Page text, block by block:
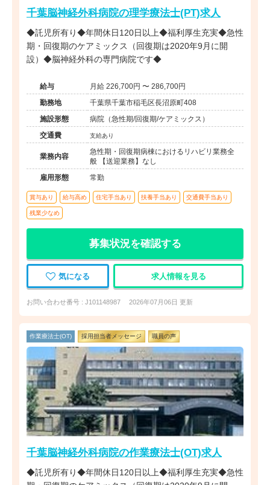
千葉脳神経外科病院の理学療法士(PT)求人
◆託児所有り◆年間休日120日以上◆福利厚生充実◆急性
期・回復期のケアミックス（回復期は2020年9月に開
設）◆脳神経外科の専門病院です◆
給与
月給 226,700円 〜 286,700円
勤務地
千葉県千葉市稲毛区長沼原町408
施設形態
病院（急性期/回復期/ケアミックス）
交通費
支給あり
業務内容
急性期・回復期病棟におけるリハビリ業務全
般 【送迎業務】なし
雇用形態
常勤
賞与あり 給与高め 住宅手当あり 扶養手当あり 交通費手当あり
残業少なめ
募集状況を確認する
気になる 求人情報を見る
お問い合わせ番号 : J101148987 2026年07月06日 更新
作業療法士(OT) 採用担当者メッセージ 職員の声
千葉脳神経外科病院の作業療法士(OT)求人
◆託児所有り◆年間休日120日以上◆福利厚生充実◆急性